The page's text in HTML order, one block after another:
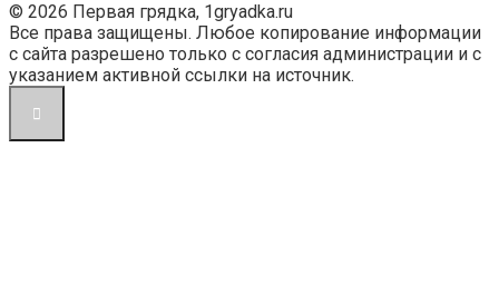
© 2026 Первая грядка, 1gryadka.ru
Все права защищены. Любое копирование информации
с сайта разрешено только с согласия администрации и с
указанием активной ссылки на источник.